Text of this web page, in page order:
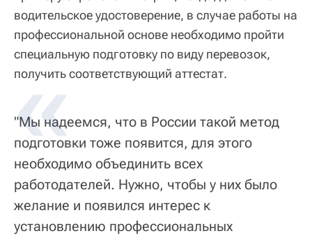
водительское удостоверение, в случае работы на
профессиональной основе необходимо пройти
специальную подготовку по виду перевозок,
получить соответствующий аттестат.
"Мы надеемся, что в России такой метод
подготовки тоже появится, для этого
необходимо объединить всех
работодателей. Нужно, чтобы у них было
желание и появился интерес к
установлению профессиональных